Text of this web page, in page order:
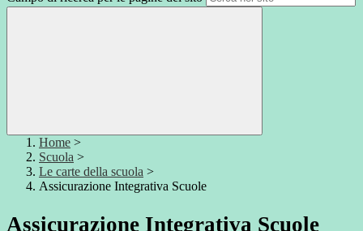
Home >
Scuola >
Le carte della scuola >
Assicurazione Integrativa Scuole
Assicurazione Integrativa Scuole